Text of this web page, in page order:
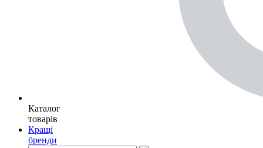
Каталог
товарів
Кращі
бренди